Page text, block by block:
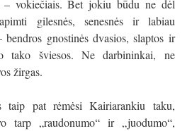
– vokiečiais. Bet jokiu būdu ne dėl
gilesnės, senesnės ir labiau
bendros gnostinės dvasios, slaptos ir
tako šviesos. Ne darbininkai, ne
žirgas.
taip pat rėmėsi Kairiarankiu taku,
tarp „raudonumo“ ir „juodumo“,